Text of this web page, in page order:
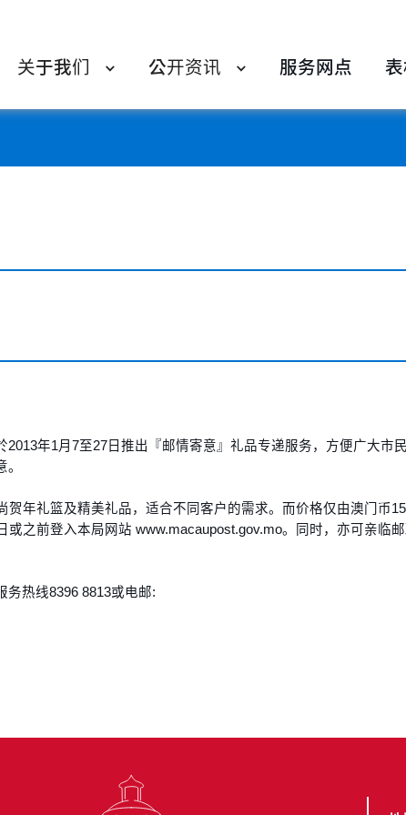
关于我们 公开资讯 服务网点
年1月7至27日推出『邮情寄意』礼品专递服务，方便广大市
贺年礼篮及精美礼品，适合不同客户的需求。而价格仅由澳门币
或之前登入本局网站 www.macaupost.gov.mo。同时，亦可亲临
务热线8396 8813或电邮: